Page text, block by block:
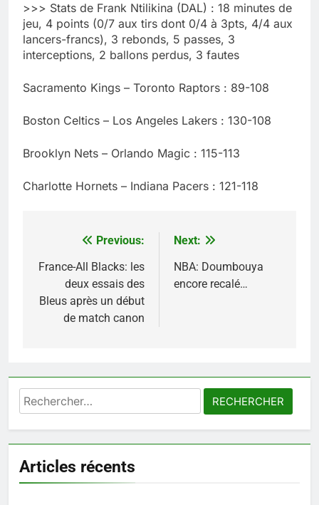
>>> Stats de Frank Ntilikina (DAL) : 18 minutes de
jeu, 4 points (0/7 aux tirs dont 0/4 à 3pts, 4/4 aux
lancers-francs), 3 rebonds, 5 passes, 3
interceptions, 2 ballons perdus, 3 fautes
Sacramento Kings – Toronto Raptors : 89-108
Boston Celtics – Los Angeles Lakers : 130-108
Brooklyn Nets – Orlando Magic : 115-113
Charlotte Hornets – Indiana Pacers : 121-118
Navigation
de
l’article
Previous:
France-All Blacks: les
deux essais des
Bleus après un début
de match canon
Next:
NBA: Doumbouya
encore recalé…
Rechercher :
Articles récents